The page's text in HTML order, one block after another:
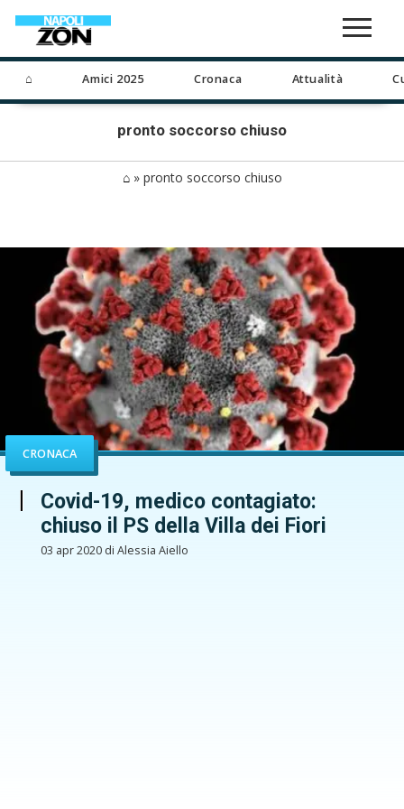
⌂ Amici 2025 Cronaca Attualità
pronto soccorso chiuso
⌂» pronto soccorso chiuso
CRONACA
Covid-19, medico contagiato:
chiuso il PS della Villa dei Fiori
03 apr 2020 di Alessia Aiello